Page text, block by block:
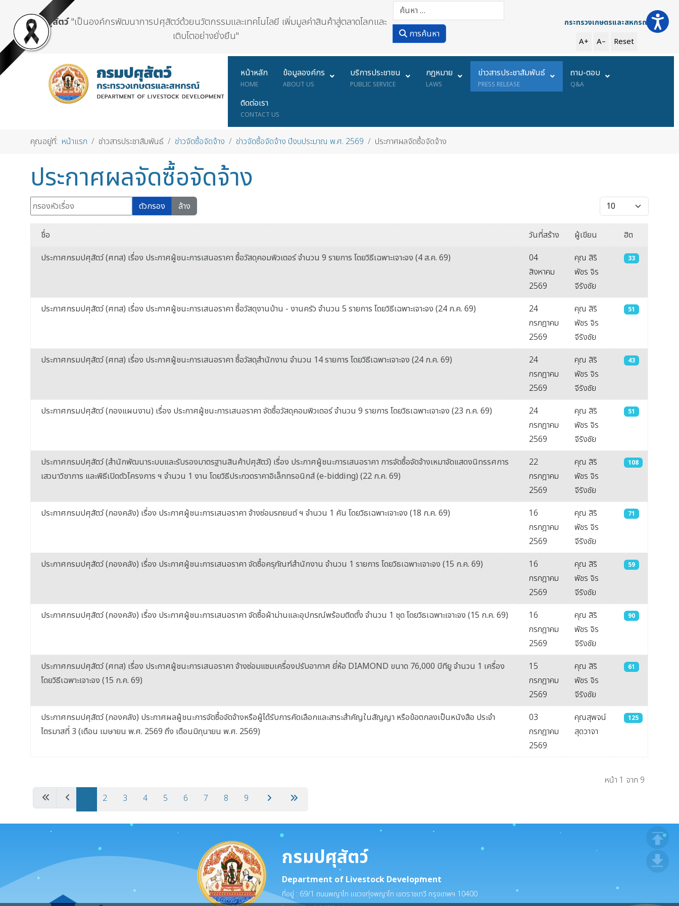
กรมปศุสัตว์"เป็นองค์กรพัฒนาการปศุสัตว์ด้วยนวัตกรรมและเทคโนโลยี เพิ่มมูลค่าสินค้าสู่ตลาดโลกและ
เติบโตอย่างยั่งยืน"
การค้นหา
กระทรวงเกษตรและสหกรณ์
A+ A– Reset
หน้าหลัก
HOME
ข้อมูลองค์กร
ABOUT US
บริการประชาชน
PUBLIC SERVICE
กฎหมาย
LAWS
ข่าวสารประชาสัมพันธ์
PRESS RELEASE
ถาม-ตอบ
Q&A
ติดต่อเรา
CONTACT US
คุณอยู่ที่: หน้าแรก ข่าวสารประชาสัมพันธ์ ข่าวจัดซื้อจัดจ้าง ข่าวจัดซื้อจัดจ้าง ปีงบประมาณ พ.ศ. 2569 ประกาศผลจัดซื้อจัดจ้าง
ประกาศผลจัดซื้อจัดจ้าง
กรองหัวเรื่อง ตัวกรอง ล้าง แสดง #
ชื่อ วันที่สร้าง ผู้เขียน
ฮิต
ประกาศกรมปศุสัตว์ (ศทส) เรื่อง ประกาศผู้ชนะการเสนอราคา ซื้อวัสดุคอมพิวเตอร์ จำนวน 9 รายการ โดยวิธีเฉพาะเจาะจง (4 ส.ค. 69)
04
สิงหาคม
2569
คุณ สิริ
พัชร จิร
จีรังชัย
33
ประกาศกรมปศุสัตว์ (ศทส) เรื่อง ประกาศผู้ชนะการเสนอราคา ซื้อวัสดุงานบ้าน - งานครัว จำนวน 5 รายการ โดยวิธีเฉพาะเจาะจง (24 ก.ค. 69)
24
กรกฎาคม
2569
คุณ สิริ
พัชร จิร
จีรังชัย
51
ประกาศกรมปศุสัตว์ (ศทส) เรื่อง ประกาศผู้ชนะการเสนอราคา ซื้อวัสดุสำนักงาน จำนวน 14 รายการ โดยวิธีเฉพาะเจาะจง (24 ก.ค. 69)
24
กรกฎาคม
2569
คุณ สิริ
พัชร จิร
จีรังชัย
43
ประกาศกรมปศุสัตว์ (กองแผนงาน) เรื่อง ประกาศผู้ชนะการเสนอราคา จัดซื้อวัสดุคอมพิวเตอร์ จำนวน 9 รายการ โดยวิธเฉพาะเจาะจง (23 ก.ค. 69)
24
กรกฎาคม
2569
คุณ สิริ
พัชร จิร
จีรังชัย
51
ประกาศกรมปศุสัตว์ (สำนักพัฒนาระบบและรับรองมาตรฐานสินค้าปศุสัตว์) เรื่อง ประกาศผู้ชนะการเสนอราคา การจัดซื้อจัดจ้างเหมาจัดแสดงนิทรรศการ
เสวนาวิชาการ และพิธีเปิดตัวโครงการ ฯ จำนวน 1 งาน โดยวิธีประกวดราคาอิเล็กทรอนิกส์ (e-bidding) (22 ก.ค. 69)
22
กรกฎาคม
2569
คุณ สิริ
พัชร จิร
จีรังชัย
108
ประกาศกรมปศุสัตว์ (กองคลัง) เรื่อง ประกาศผู้ชนะการเสนอราคา จ้างซ่อมรถยนต์ ฯ จำนวน 1 คัน โดยวิธเฉพาะเจาะจง (18 ก.ค. 69)
16
กรกฎาคม
2569
คุณ สิริ
พัชร จิร
จีรังชัย
71
ประกาศกรมปศุสัตว์ (กองคลัง) เรื่อง ประกาศผู้ชนะการเสนอราคา จัดซื้อครุภัณฑ์สำนักงาน จำนวน 1 รายการ โดยวิธเฉพาะเจาะจง (15 ก.ค. 69)
16
กรกฎาคม
2569
คุณ สิริ
พัชร จิร
จีรังชัย
59
ประกาศกรมปศุสัตว์ (กองคลัง) เรื่อง ประกาศผู้ชนะการเสนอราคา จัดซื้อผ้าม่านและอุปกรณ์พร้อมติดตั้ง จำนวน 1 ชุด โดยวิธเฉพาะเจาะจง (15 ก.ค. 69)
16
กรกฎาคม
2569
คุณ สิริ
พัชร จิร
จีรังชัย
90
ประกาศกรมปศุสัตว์ (ศทส) เรื่อง ประกาศผู้ชนะการเสนอราคา จ้างซ่อมแซมเครื่องปรับอากาศ ยี่ห้อ DIAMOND ขนาด 76,000 บีทียู จำนวน 1 เครื่อง
โดยวิธีเฉพาะเจาะจง (15 ก.ค. 69)
15
กรกฎาคม
2569
คุณ สิริ
พัชร จิร
จีรังชัย
61
ประกาศกรมปศุสัตว์ (กองคลัง) ประกาศผลผู้ชนะการจัดซื้อจัดจ้างหรือผู้ได้รับการคัดเลือกและสาระสำคัญในสัญญา หรือข้อตกลงเป็นหนังสือ ประจำ
ไตรมาสที่ 3 (เดือน เมษายน พ.ศ. 2569 ถึง เดือนมิถุนายน พ.ศ. 2569)
03
กรกฎาคม
2569
คุณสุพจน์
สุดวาจา
125
หน้า 1 จาก 9
2 3 4 5 6 7 8 9
กรมปศุสัตว์
Department of Livestock Development
ที่อยู่ : 69/1 ถนนพญาไท แขวงทุ่งพญาไท เขตราชเทวี กรุงเทพฯ 10400